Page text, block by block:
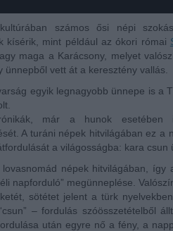
számos ősi népi
kísérik, mint például az ókori római
maga a Karácsony, melyet
ünnepből vett át a keresztény vallás.
egyik legnagyobb ünnepe is a
már a hunok esetében
A turáni népek hitvilágában ez a
a világosságba: kara csun
lovasnomád népek hitvilágában,
napforduló” megünneplése.
sötétet jelent a türk
– fordulás szóösszetételből
után egyre nő a fény, a